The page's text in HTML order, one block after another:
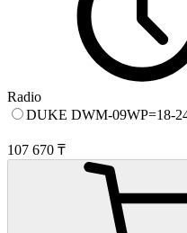
Radio
DUKE DWM-09WP=18-
107 670 ₸